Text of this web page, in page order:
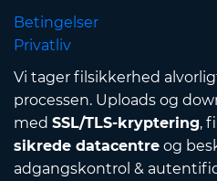
Betingelser
Privatliv
Vi tager filsikkerhed
processen. Uploads og
med SSL/TLS-kryptering,
sikrede datacentre og
adgangskontrol &